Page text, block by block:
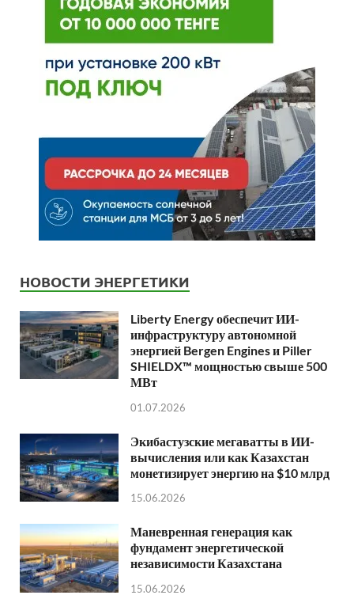
НОВОСТИ ЭНЕРГЕТИКИ
Liberty Energy обеспечит ИИ-
инфраструктуру автономной
энергией Bergen Engines и Piller
SHIELDX™ мощностью свыше 500
МВт
01.07.2026
Экибастузские мегаватты в ИИ-
вычисления или как Казахстан
монетизирует энергию на $10 млрд
15.06.2026
Маневренная генерация как
фундамент энергетической
независимости Казахстана
15.06.2026